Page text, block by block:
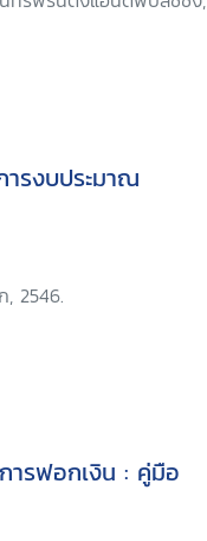
ารงบประมาณ
2546.
ารฟอกเงิน : คู่มือ